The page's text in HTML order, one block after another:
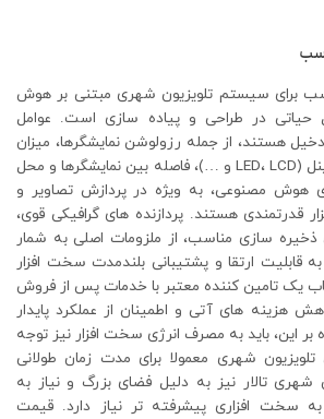
برای سیستم تلویزیون شهری مبتنی بر هوش
حیاتی در طراحی و پیاده سازی است. عوامل
هستند، از جمله رزولوشن نمایشگرها، میزان
روشنایی مورد نیاز، نوع پنل (LED، LCD و …)، فاصله بین نمایشگرها و محل
مصنوعی، به ویژه در پردازش تصاویر و
قدرتمندی هستند. پردازنده های گرافیکی قوی،
سازی مناسب، از ملزومات اصلی به شمار
قابلیت ارتقا و پشتیبانی بلندمدت سخت افزار
یک تامین کننده معتبر با خدمات پس از فروش
هزینه های آتی و اطمینان از عملکرد پایدار
این، باید به مصرف انرژی سخت افزار نیز توجه
شهری معمولا برای مدت زمان طولانی
تالار نیز به دلیل فضای بزرگ و نیاز به
به سخت افزاری پیشرفته تر نیاز دارد. قیمت